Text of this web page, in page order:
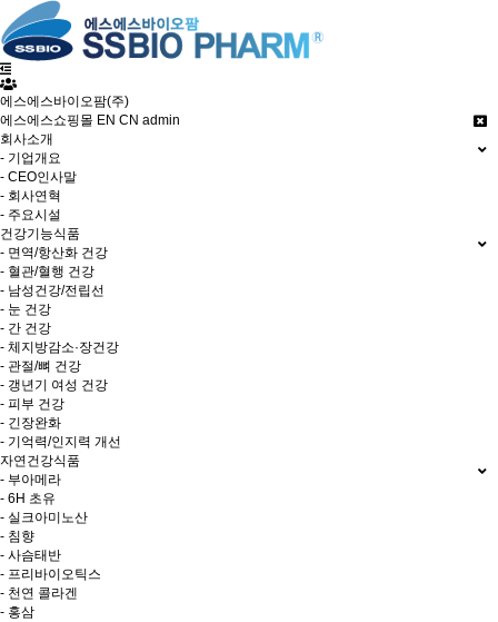
에스에스바이오팜(주)
에스에스쇼핑몰 EN CN admin
회사소개
- 기업개요
- CEO인사말
- 회사연혁
- 주요시설
건강기능식품
- 면역/항산화 건강
- 혈관/혈행 건강
- 남성건강/전립선
- 눈 건강
- 간 건강
- 체지방감소·장건강
- 관절/뼈 건강
- 갱년기 여성 건강
- 피부 건강
- 긴장완화
- 기억력/인지력 개선
자연건강식품
- 부아메라
- 6H 초유
- 실크아미노산
- 침향
- 사슴태반
- 프리바이오틱스
- 천연 콜라겐
- 홍삼